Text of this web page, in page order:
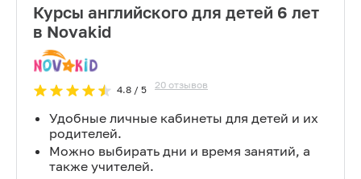
Курсы английского для детей 6 лет
в Novakid
4.8/ 5 20 отзывов
Удобные личные кабинеты для детей и их
родителей.
Можно выбирать дни и время занятий, а
также учителей.